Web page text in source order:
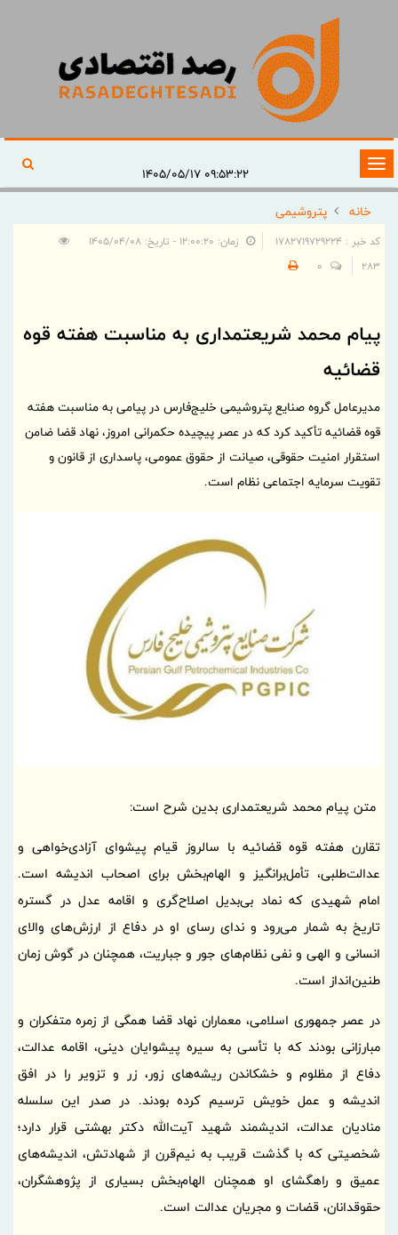
تغییر
وضعیت
ناوبری
۰۹:۵۳:۲۲ ۱۴۰۵/۰۵/۱۷
خانه
پتروشیمی
کد خبر : 1782719729224
زمان: ۱۲:۰۰:۲۰ - تاریخ: ۱۴۰۵/۰۴/۰۸
283
0
پیام محمد شریعتمداری به مناسبت هفته قوه
قضائیه
مدیرعامل گروه صنایع پتروشیمی خلیج‌فارس در پیامی به مناسبت هفته
قوه قضائیه تأکید کرد که در عصر پیچیده حکمرانی امروز، نهاد قضا ضامن
استقرار امنیت حقوقی، صیانت از حقوق عمومی، پاسداری از قانون و
تقویت سرمایه اجتماعی نظام است.
متن پیام محمد شریعتمداری بدین شرح است:
تقارن هفته قوه قضائیه با سالروز قیام پیشوای آزادی‌خواهی و
عدالت‌طلبی، تأمل‌برانگیز و الهام‌بخش برای اصحاب اندیشه است.
امام شهیدی که نماد بی‌بدیل اصلاح‌گری و اقامه عدل در گستره
تاریخ به شمار می‌رود و ندای رسای او در دفاع از ارزش‌های والای
انسانی و الهی و نفی نظام‌های جور و جباریت، همچنان در گوش زمان
طنین‌انداز است.
در عصر جمهوری اسلامی، معماران نهاد قضا همگی از زمره متفکران و
مبارزانی بودند که با تأسی به سیره پیشوایان دینی، اقامه عدالت،
دفاع از مظلوم و خشکاندن ریشه‌های زور، زر و تزویر را در افق
اندیشه و عمل خویش ترسیم کرده بودند. در صدر این سلسله
منادیان عدالت، اندیشمند شهید آیت‌الله دکتر بهشتی قرار دارد؛
شخصیتی که با گذشت قریب به نیم‌قرن از شهادتش، اندیشه‌های
عمیق و راهگشای او همچنان الهام‌بخش بسیاری از پژوهشگران،
حقوقدانان، قضات و مجریان عدالت است.